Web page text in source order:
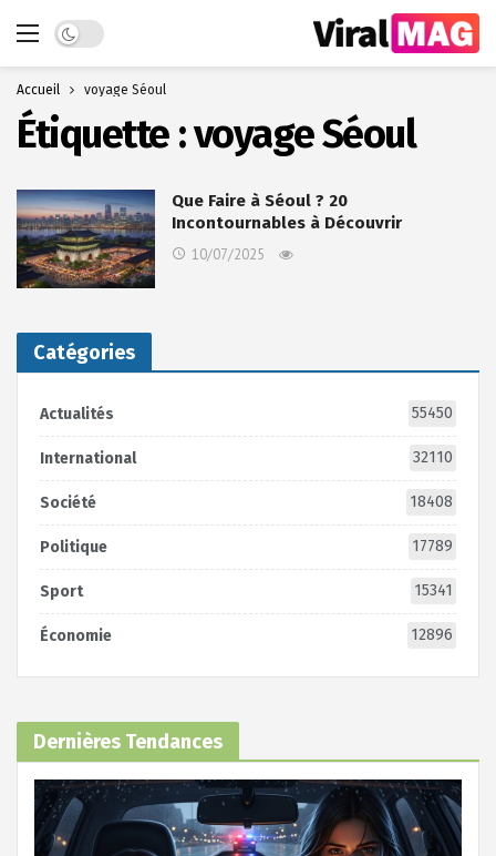
Dark mode
Accueil voyage Séoul
Étiquette :voyage Séoul
Que Faire à Séoul ? 20
Incontournables à Découvrir
10/07/2025
Catégories
Actualités 55450
International 32110
Société 18408
Politique 17789
Sport 15341
Économie 12896
Dernières Tendances